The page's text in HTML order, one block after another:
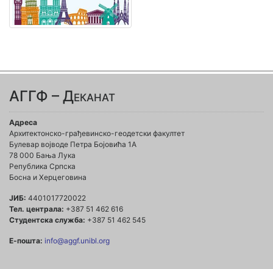
АГГФ – Деканат
Адреса
Архитектонско-грађевинско-геодетски факултет
Булевар војводе Петра Бојовића 1A
78 000 Бања Лука
Република Српска
Босна и Херцеговина
ЈИБ: 4401017720022
Тел. централа: +387 51 462 616
Студентска служба: +387 51 462 545
Е-пошта: info@aggf.unibl.org